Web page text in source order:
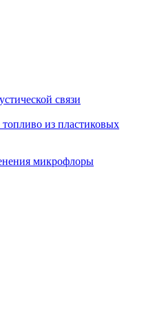
связи
из пластиковых
микрофлоры